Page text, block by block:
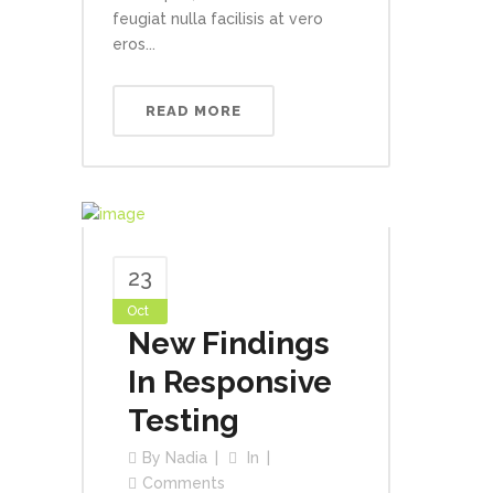
feugiat nulla facilisis at vero
eros...
READ MORE
23
Oct
New Findings
In Responsive
Testing
By Nadia
In
Comments